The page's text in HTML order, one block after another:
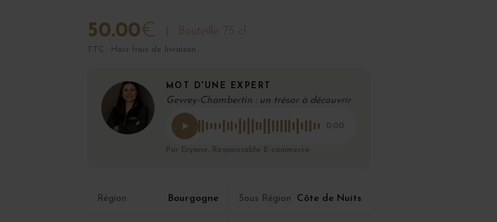
50.00€ Bouteille 75 cl
TTC · Hors frais de livraison
MOT D'UNE EXPERT
Gevrey-Chambertin : un trésor à découvrir
0:00
Par Eryane, Responsable E-commerce
Région Bourgogne Sous Région Côte de Nuits